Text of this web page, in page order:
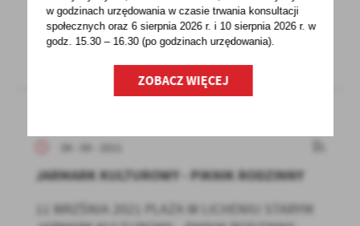
06 - 09 - 2021
JARMARK KULTUROWY - PIKNIK RODZINNY
11 WRZŚNIA 2021 PLAŻA W LICHENIU STARYM
w godzinachurzędowania w czasie trwania konsultacji
społecznych oraz 6 sierpnia 2026 r. i 10 sierpnia 2026 r. w
godz. 15.30 – 16.30 (po godzinachurzędowania).
ZOBACZ WIĘCEJ